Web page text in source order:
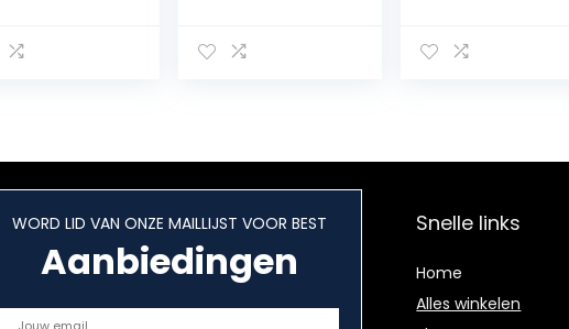
Kinderen
Outfits
gehaakte
meisjes jongens
WORD LID VAN ONZE MAILLIJST VOOR BEST
Aanbiedingen
Snelle links
Home
Alles winkelen